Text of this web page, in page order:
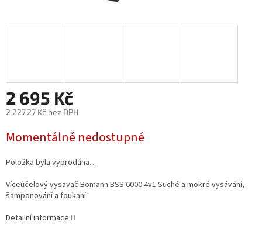
2 695 Kč
2 227,27 Kč bez DPH
cena:
Momentálně nedostupné
Položka byla vyprodána…
Víceúčelový vysavač Bomann BSS 6000 4v1 Suché a mokré vysávání,
šamponování a foukaní.
Detailní informace